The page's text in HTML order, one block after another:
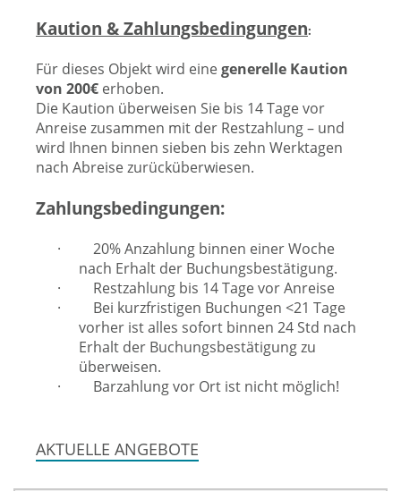
Kaution & Zahlungsbedingungen:
Für dieses Objekt wird einegenerelle Kaution
von 200€ erhoben.
Die Kaution überweisen Sie bis 14 Tage vor
Anreise zusammen mit der Restzahlung – und
wird Ihnen binnen sieben bis zehn Werktagen
nach Abreise zurücküberwiesen.
Zahlungsbedingungen:
· 20% Anzahlung binnen einer Woche
nach Erhalt der Buchungsbestätigung.
· Restzahlung bis 14 Tage vor Anreise
· Bei kurzfristigen Buchungen <21 Tage
vorher ist alles sofort binnen 24 Std nach
Erhalt der Buchungsbestätigung zu
überweisen.
· Barzahlung vor Ort ist nicht möglich!
AKTUELLE ANGEBOTE